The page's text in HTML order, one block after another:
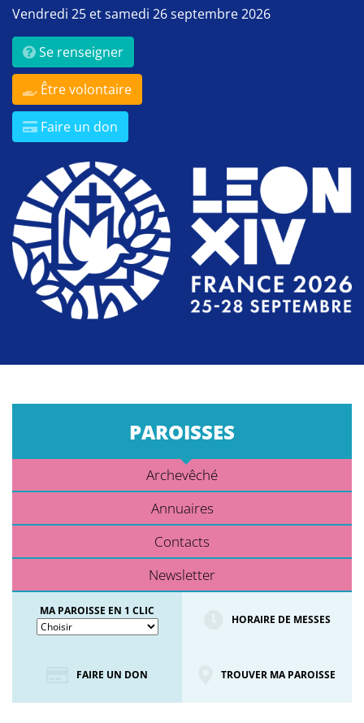
Vendredi 25 et samedi 26 septembre 2026
Se renseigner
Être volontaire
Faire un don
PAROISSES
Archevêché
Annuaires
Contacts
Newsletter
MA PAROISSE EN 1 CLIC
HORAIRE DE MESSES
FAIRE UN DON TROUVER MA PAROISSE